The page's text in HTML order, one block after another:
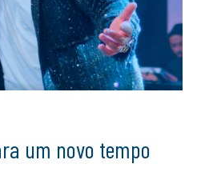
um novo tempo